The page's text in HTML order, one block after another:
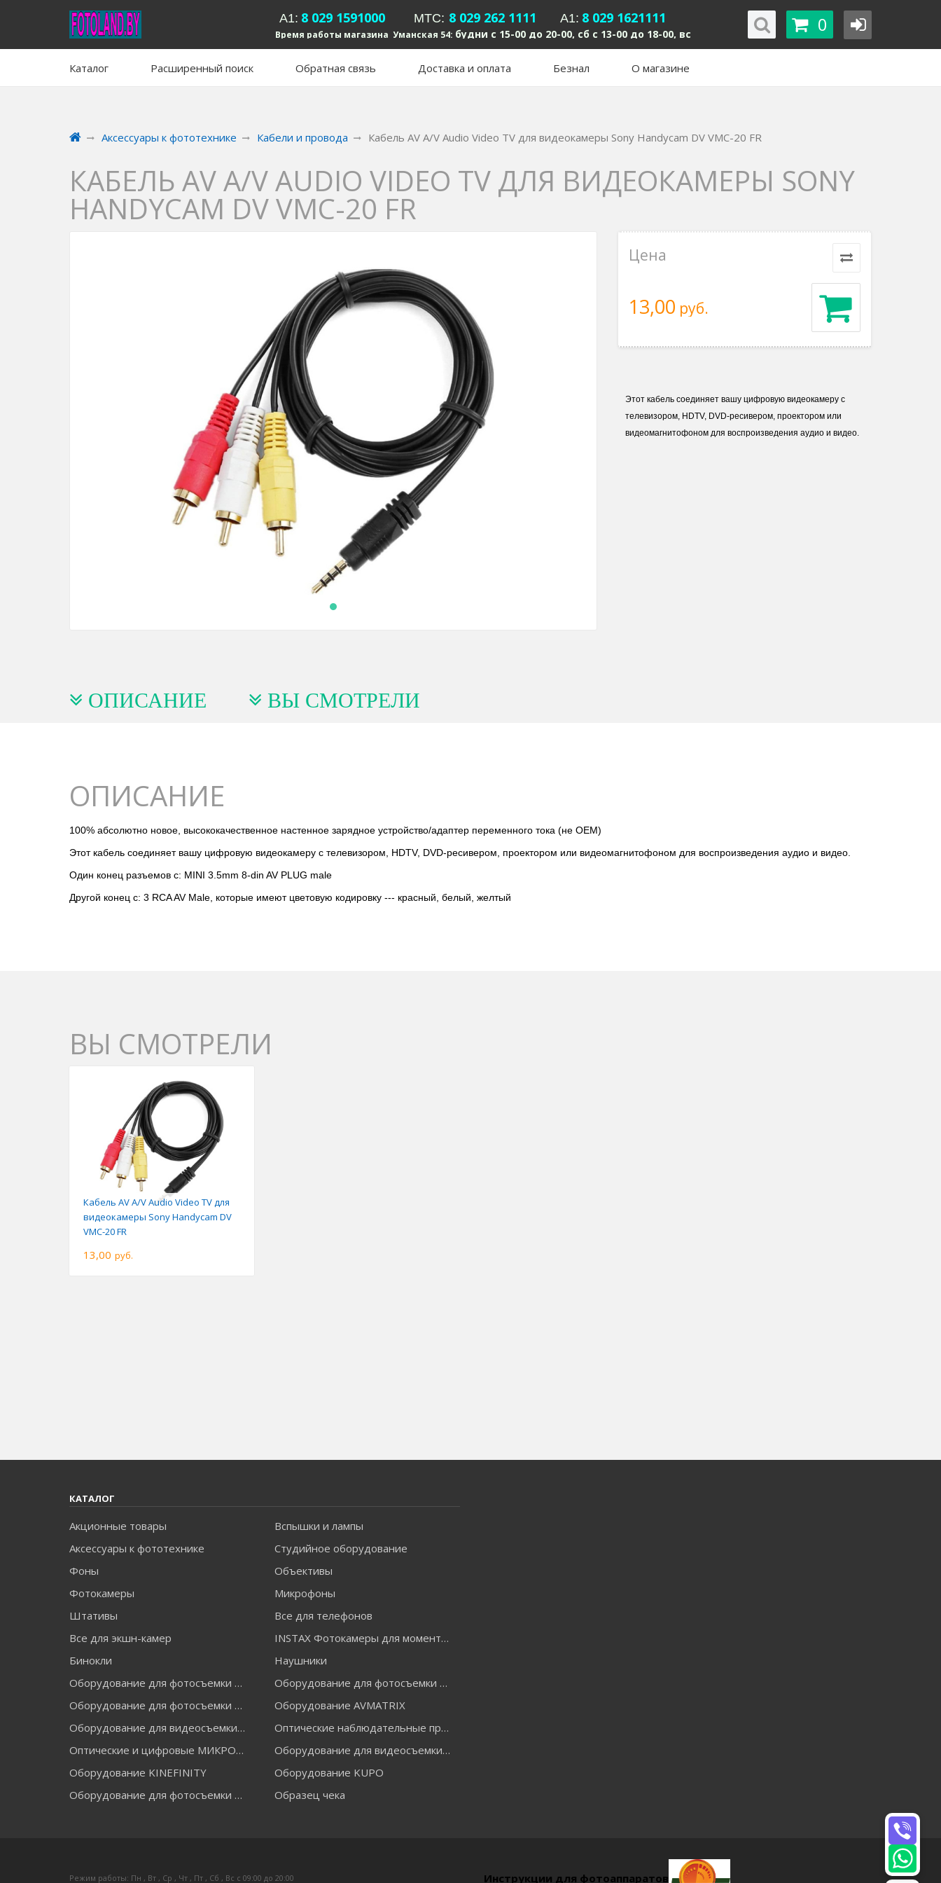
А1: 8 029 1591000 MTC: 8 029 262 1111 А1: 8 029 1621111
Время работы магазина Уманская 54: будни с 15-00 до 20-00, сб с 13-00 до 18-00, вс
вых
0
Каталог Расширенный поиск Обратная связь Доставка и оплата Безнал О магазине
Аксессуары к фототехнике Кабели и провода Кабель AV A/V Audio Video TV для видеокамеры Sony Handycam DV VMC-20 FR
КАБЕЛЬ AV A/V AUDIO VIDEO TV ДЛЯ ВИДЕОКАМЕРЫ SONY
HANDYCAM DV VMC-20 FR
Цена
13,00 руб.
Этот кабель соединяет вашу цифровую видеокамеру с
телевизором, HDTV, DVD-ресивером, проектором или
видеомагнитофоном для воспроизведения аудио и видео.
ОПИСАНИЕ ВЫ СМОТРЕЛИ
ОПИСАНИЕ
100% абсолютно новое, высококачественное настенное зарядное устройство/адаптер переменного тока (не OEM)
Этот кабель соединяет вашу цифровую видеокамеру с телевизором, HDTV, DVD-ресивером, проектором или видеомагнитофоном для воспроизведения аудио и видео.
Один конец разъемов с: MINI 3.5mm 8-din AV PLUG male
Другой конец с: 3 RCA AV Male, которые имеют цветовую кодировку --- красный, белый, желтый
ВЫ СМОТРЕЛИ
Кабель AV A/V Audio Video TV для
видеокамеры Sony Handycam DV
VMC-20 FR
13,00 руб.
КАТАЛОГ
Акционные товары
Вспышки и лампы
Аксессуары к фототехнике
Студийное оборудование
Фоны
Объективы
Фотокамеры
Микрофоны
Штативы
Все для телефонов
Все для экшн-камер
INSTAX Фотокамеры для моментальной печати и аксессуары
Бинокли
Наушники
Оборудование для фотосъемки FALCON EYES
Оборудование для фотосъемки GODOX
Оборудование для фотосъемки GRIFON
Оборудование AVMATRIX
Оборудование для видеосъемки GREENBEAN
Оптические наблюдательные приборы
Оптические и цифровые МИКРОСКОПЫ "МИКРОМЕД"
Оборудование для видеосъемки ACCSOON
Оборудование KINEFINITY
Оборудование KUPO
Оборудование для фотосъемки RAYLAB
Образец чека
Режим работы: Пн , Вт , Ср , Чт , Пт , Сб , Вс c 09:00 до 20:00 Инструкции для фотоаппаратов